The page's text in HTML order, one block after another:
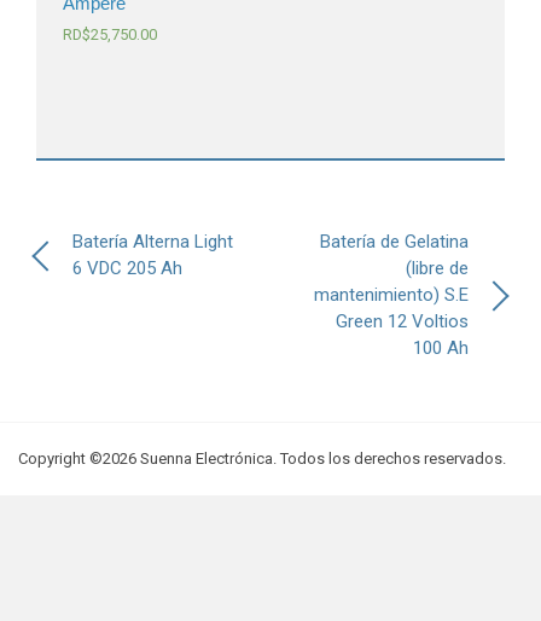
RD$25,750.00
de
entradas
Batería Alterna Light
6 VDC 205 Ah
Batería de Gelatina
(libre de
mantenimiento) S.E
Green 12 Voltios
100 Ah
Copyright ©2026 Suenna Electrónica. Todos los derechos reservados.